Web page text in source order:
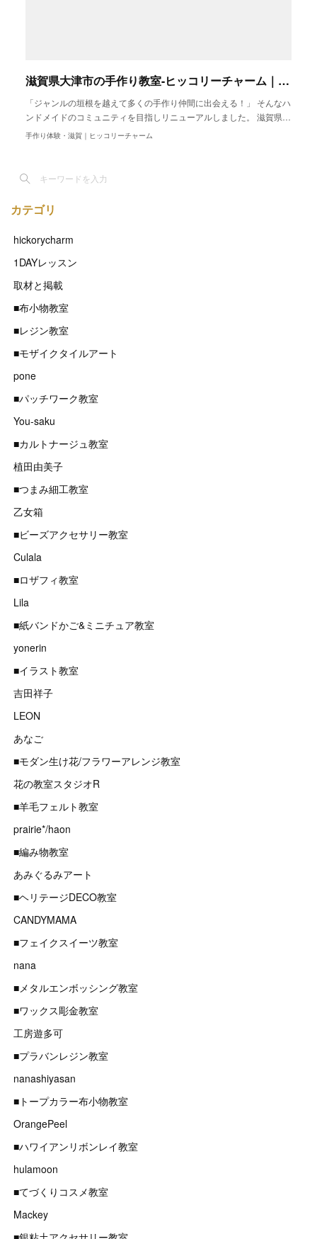
滋賀県大津市の手作り教室-ヒッコリーチャーム｜30種類の手作りレッスン
「ジャンルの垣根を越えて多くの手作り仲間に出会える！」 そんなハ
ンドメイドのコミュニティを目指しリニューアルしました。 滋賀県…
手作り体験・滋賀｜ヒッコリーチャーム
カテゴリ
hickorycharm
1DAYレッスン
取材と掲載
■布小物教室
■レジン教室
■モザイクタイルアート
pone
■パッチワーク教室
You-saku
■カルトナージュ教室
植田由美子
■つまみ細工教室
乙女箱
■ビーズアクセサリー教室
Culala
■ロザフィ教室
Lila
■紙バンドかご&ミニチュア教室
yonerin
■イラスト教室
吉田祥子
LEON
あなご
■モダン生け花/フラワーアレンジ教室
花の教室スタジオR
■羊毛フェルト教室
prairie*/haon
■編み物教室
あみぐるみアート
■ヘリテージDECO教室
CANDYMAMA
■フェイクスイーツ教室
nana
■メタルエンボッシング教室
■ワックス彫金教室
工房遊多可
■プラバンレジン教室
nanashiyasan
■トープカラー布小物教室
OrangePeel
■ハワイアンリボンレイ教室
hulamoon
■てづくりコスメ教室
Mackey